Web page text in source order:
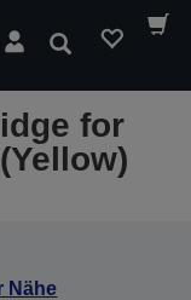
Suchen
for
Nähe